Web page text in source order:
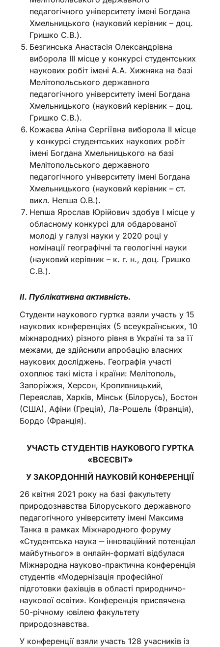
педагогічного університету імені Богдана
Хмельницького (науковий керівник – доц.
Гришко С.В.).
Безгинська Анастасія Олександрівна
виборола ІІІ місце у конкурсі студентських
наукових робіт імені А.А. Хижняка на базі
Мелітопольського державного
педагогічного університету імені Богдана
Хмельницького (науковий керівник – доц.
Гришко С.В.).
Кожаєва Аліна Сергіївна виборола ІІ місце
у конкурсі студентських наукових робіт
імені Богдана Хмельницького на базі
Мелітопольського державного
педагогічного університету імені Богдана
Хмельницького (науковий керівник – ст.
викл. Непша О.В.).
Непша Ярослав Юрійович здобув І місце у
обласному конкурсі для обдарованої
молоді у галузі науки у 2020 році у
номінації географічні та геологічні науки
(науковий керівник – к. г. н., доц. Гришко
С.В.).
ІІ. Публікативна активність.
Студенти наукового гуртка взяли участь у 15
наукових конференціях (5 всеукраїнських, 10
міжнародних) різного рівня в Україні та за її
межами, де здійснили апробацію власних
наукових досліджень. Географія участі
охоплює такі міста і країни: Мелітополь,
Запоріжжя, Херсон, Кропивницький,
Переяслав, Харків, Мінськ (Білорусь), Бостон
(США), Афіни (Греція), Ла-Рошель (Франція),
Бордо (Франція).
УЧАСТЬ СТУДЕНТІВ НАУКОВОГО ГУРТКА
«ВСЕСВІТ»
У ЗАКОРДОННІЙ НАУКОВІЙ КОНФЕРЕНЦІЇ
26 квітня 2021 року на базі факультету
природознавства Білоруського державного
педагогічного університету імені Максима
Танка в рамках Міжнародного форуму
«Студентська наука ‒ інноваційний потенціал
майбутнього» в онлайн-форматі відбулася
Міжнародна науково-практична конференція
студентів «Модернізація професійної
підготовки фахівців в області природничо-
наукової освіти». Конференція присвячена
50-річному ювілею факультету
природознавства.
У конференції взяли участь 128 учасників із